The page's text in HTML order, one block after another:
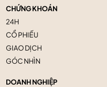
CHỨNG KHOÁN
24H
CỔ PHIẾU
GIAO DỊCH
GÓC NHÌN
DOANH NGHIỆP